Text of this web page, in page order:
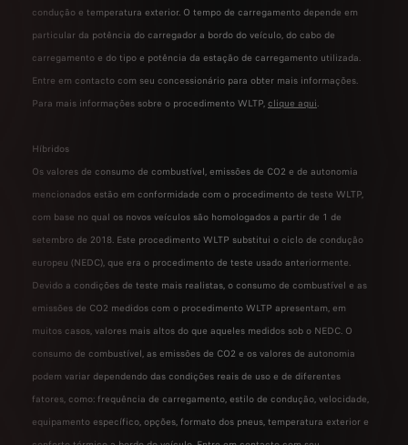
condução e temperatura exterior. O tempo de carregamento depende em
particular da potência do carregador a bordo do veículo, do cabo de
carregamento e do tipo e potência da estação de carregamento utilizada.
Entre em contacto com seu concessionário para obter mais informações.
Para mais informações sobre o procedimento WLTP, clique aqui.
Híbridos
Os valores de consumo de combustível, emissões de CO2 e de autonomia
mencionados estão em conformidade com o procedimento de teste WLTP,
com base no qual os novos veículos são homologados a partir de 1 de
setembro de 2018. Este procedimento WLTP substitui o ciclo de condução
europeu (NEDC), que era o procedimento de teste usado anteriormente.
Devido a condições de teste mais realistas, o consumo de combustível e as
emissões de CO2 medidos com o procedimento WLTP apresentam, em
muitos casos, valores mais altos do que aqueles medidos sob o NEDC. O
consumo de combustível, as emissões de CO2 e os valores de autonomia
podem variar dependendo das condições reais de uso e de diferentes
fatores, como: frequência de carregamento, estilo de condução, velocidade,
equipamento específico, opções, formato dos pneus, temperatura exterior e